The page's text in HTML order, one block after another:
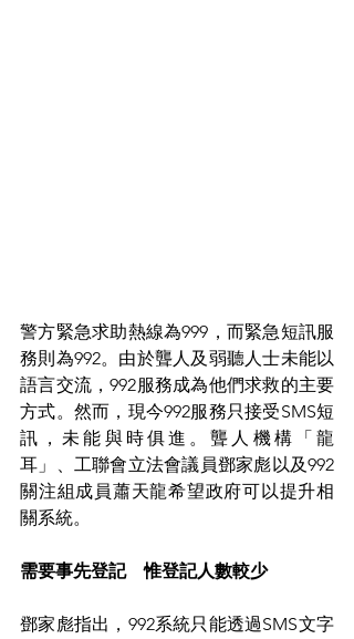
警方緊急求助熱線為999，而緊急短訊服
務則為992。由於聾人及弱聽人士未能以
語言交流，992服務成為他們求救的主要
方式。然而，現今992服務只接受SMS短
訊，未能與時俱進。聾人機構「龍
耳」、工聯會立法會議員鄧家彪以及992
關注組成員蕭天龍希望政府可以提升相
關系統。
需要事先登記　惟登記人數較少
鄧家彪指出，992系統只能透過SMS文字